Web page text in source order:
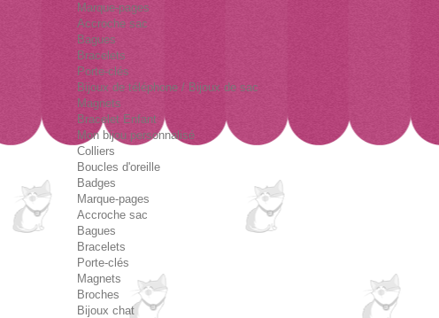
Marque-pages
Accroche sac
Bagues
Bracelets
Porte-clés
Bijoux de téléphone / Bijoux de sac
Magnets
Bracelet Enfant
Mon bijou personnalisé
Colliers
Boucles d'oreille
Badges
Marque-pages
Accroche sac
Bagues
Bracelets
Porte-clés
Magnets
Broches
Bijoux chat